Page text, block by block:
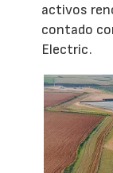
activos
contado
Electric.